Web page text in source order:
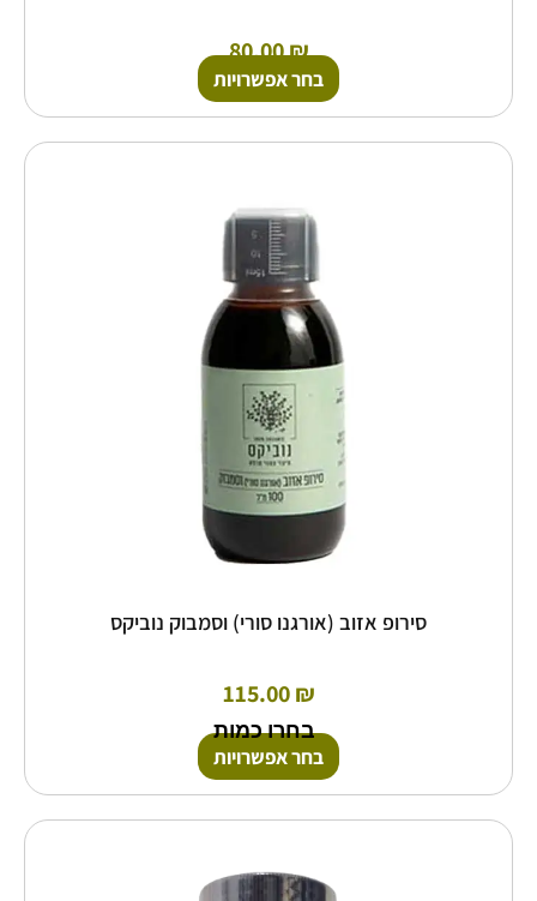
80.00₪
בחר אפשרויות
סירופ אזוב (אורגנו סורי) וסמבוק נוביקס
115.00₪
בחרו כמות
בחר אפשרויות
יש
מספר
סוגים.
ניתן
לבחור
האפשרויות
בעמוד
המוצר
יש